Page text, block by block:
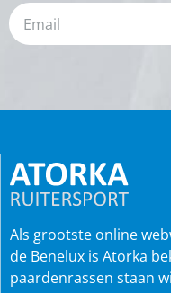
Als grootste online
de Benelux is Atorka
paardenrassen staan